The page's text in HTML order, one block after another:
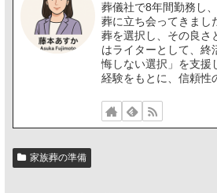
葬儀社で8年間勤務し
葬に立ち会ってきまし
葬を選択し、その良さ
はライターとして、終
悔しない選択」を支援
経験をもとに、信頼性
家族葬の準備